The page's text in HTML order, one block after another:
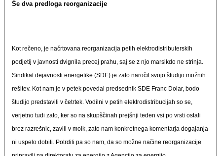
Še dva predloga reorganizacije
Kot rečeno, je načrtovana reorganizacija petih elektrodistributerskih
podjetij v javnosti dvignila precej prahu, saj se z njo marsikdo ne strinja.
Sindikat dejavnosti energetike (SDE) je zato naročil svojo študijo možnih
rešitev. Kot nam je v petek povedal predsednik SDE Franc Dolar, bodo
študijo predstavili v četrtek. Vodilni v petih elektrodistribucijah so se,
verjetno tudi zato, ker so na skupščinah prejšnji teden vsi po vrsti ostali
brez razrešnic, zavili v molk, zato nam konkretnega komentarja dogajanja
ni uspelo dobiti. Potrdili pa so nam, da so možne načine reorganizacije